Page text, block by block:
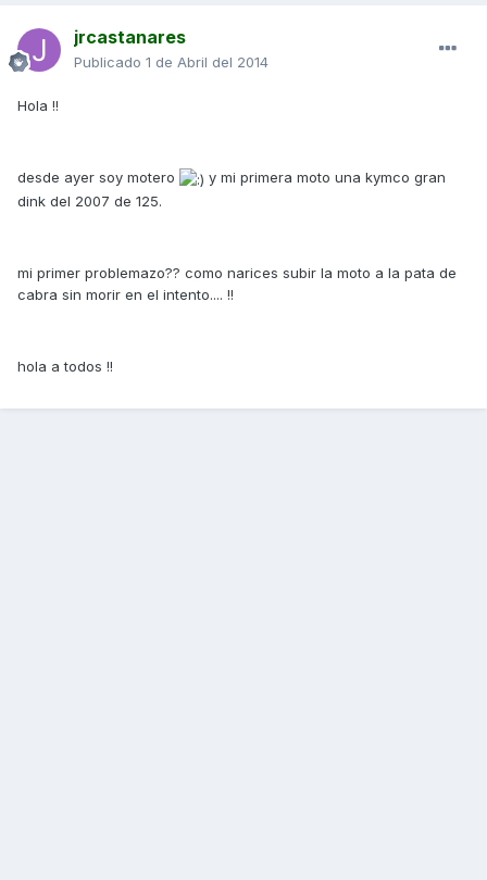
jrcastanares
Publicado 1 de Abril del 2014
Hola !!
desde ayer soy motero
y mi primera moto una kymco gran
dink del 2007 de 125.
mi primer problemazo?? como narices subir la moto a la pata de
cabra sin morir en el intento.... !!
hola a todos !!